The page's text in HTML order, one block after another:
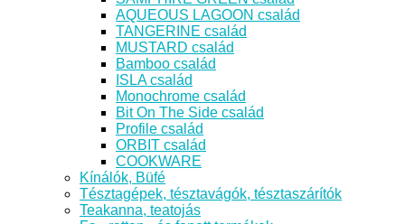
AQUEOUS LAGOON család
TANGERINE család
MUSTARD család
Bamboo család
ISLA család
Monochrome család
Bit On The Side család
Profile család
ORBIT család
COOKWARE
Kínálók, Büfé
Tésztagépek, tésztavágók, tésztaszárítók
Teakanna, teatojás